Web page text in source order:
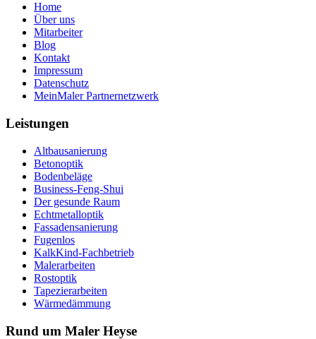
Home
Über uns
Mitarbeiter
Blog
Kontakt
Impressum
Datenschutz
MeinMaler Partnernetzwerk
Leistungen
Altbausanierung
Betonoptik
Bodenbeläge
Business-Feng-Shui
Der gesunde Raum
Echtmetalloptik
Fassadensanierung
Fugenlos
KalkKind-Fachbetrieb
Malerarbeiten
Rostoptik
Tapezierarbeiten
Wärmedämmung
Rund um Maler Heyse